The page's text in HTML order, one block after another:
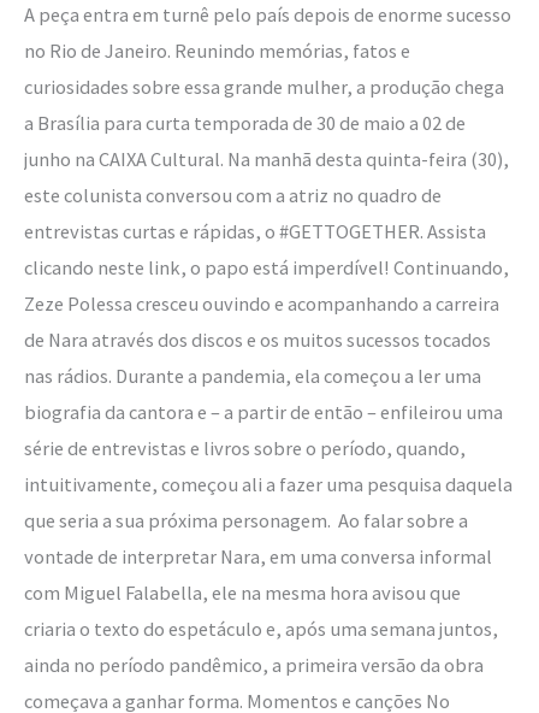
A peça entra em turnê pelo país depois de enorme sucesso
no Rio de Janeiro. Reunindo memórias, fatos e
curiosidades sobre essa grande mulher, a produção chega
a Brasília para curta temporada de 30 de maio a 02 de
junho na CAIXA Cultural. Na manhã desta quinta-feira (30),
este colunista conversou com a atriz no quadro de
entrevistas curtas e rápidas, o #GETTOGETHER. Assista
clicando neste link, o papo está imperdível! Continuando,
Zeze Polessa cresceu ouvindo e acompanhando a carreira
de Nara através dos discos e os muitos sucessos tocados
nas rádios. Durante a pandemia, ela começou a ler uma
biografia da cantora e – a partir de então – enfileirou uma
série de entrevistas e livros sobre o período, quando,
intuitivamente, começou ali a fazer uma pesquisa daquela
que seria a sua próxima personagem. Ao falar sobre a
vontade de interpretar Nara, em uma conversa informal
com Miguel Falabella, ele na mesma hora avisou que
criaria o texto do espetáculo e, após uma semana juntos,
ainda no período pandêmico, a primeira versão da obra
começava a ganhar forma. Momentos e canções No